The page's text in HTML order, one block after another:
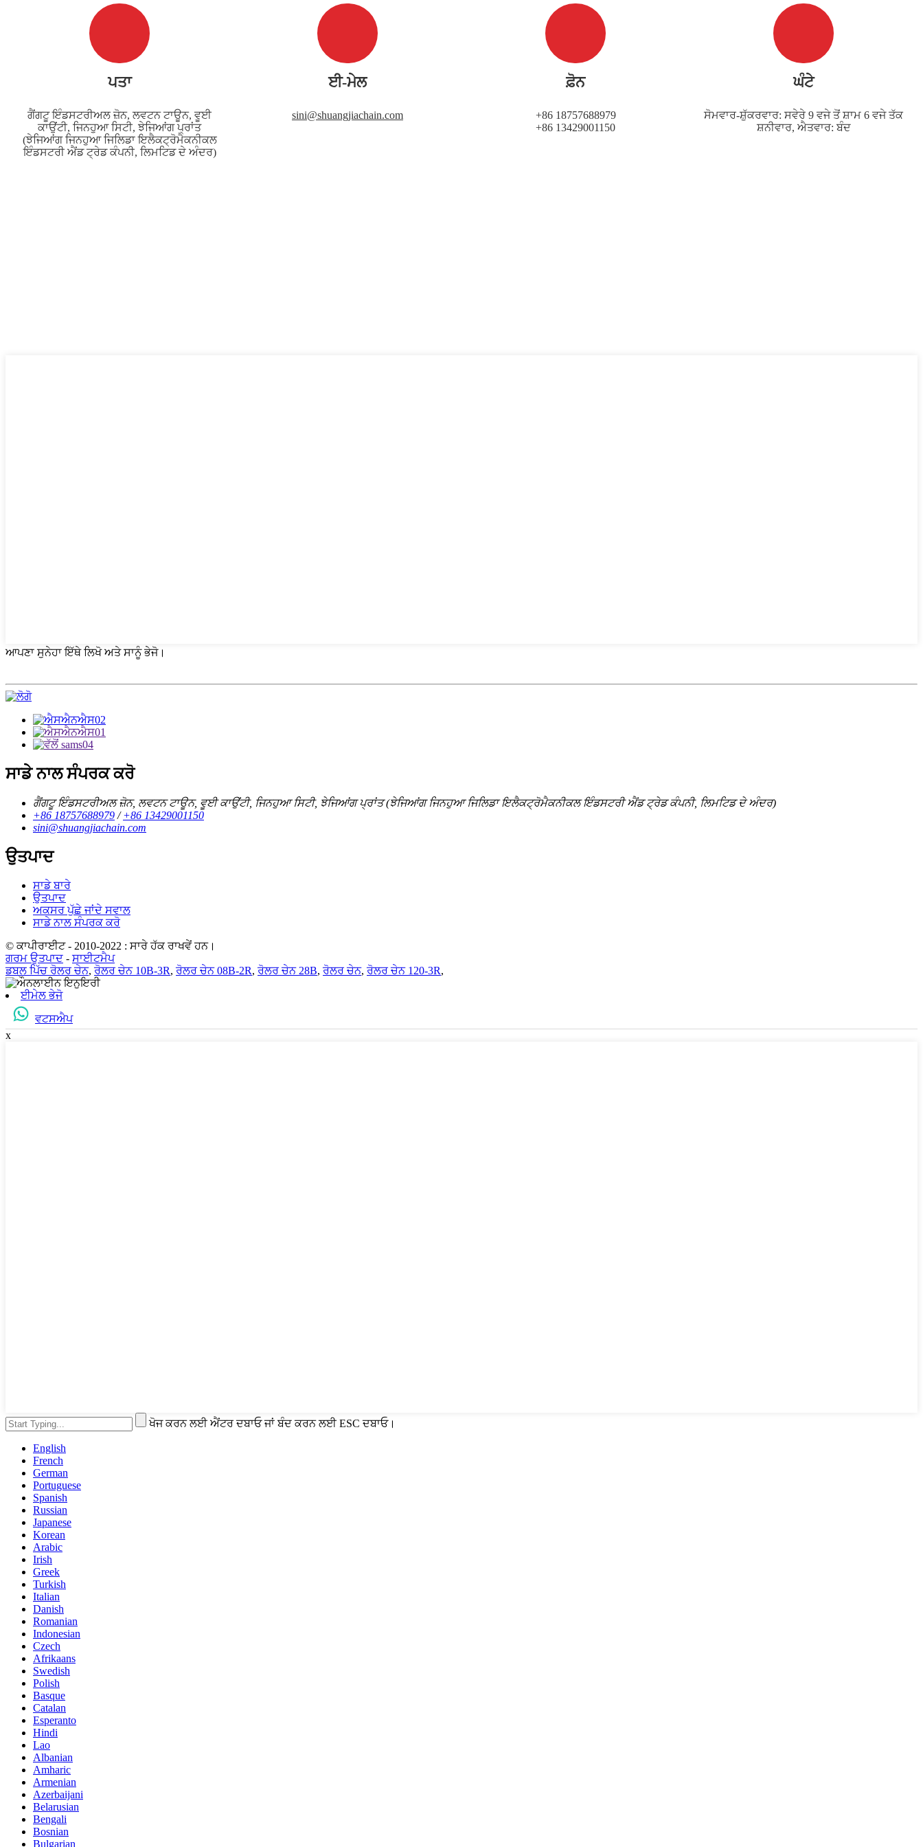
ਪਤਾ
ਗੈਂਗਟੂ ਇੰਡਸਟਰੀਅਲ ਜ਼ੋਨ, ਲਵਟਨ ਟਾਊਨ, ਵੂਈ
ਕਾਉਂਟੀ, ਜਿਨਹੁਆ ਸਿਟੀ, ਝੇਜਿਆਂਗ ਪ੍ਰਾਂਤ
(ਝੇਜਿਆਂਗ ਜਿਨਹੁਆ ਜਿਲਿਡਾ ਇਲੈਕਟ੍ਰੋਮੈਕਨੀਕਲ
ਇੰਡਸਟਰੀ ਐਂਡ ਟ੍ਰੇਡ ਕੰਪਨੀ, ਲਿਮਟਿਡ ਦੇ ਅੰਦਰ)
ਈ-ਮੇਲ
sini@shuangjiachain.com
ਫ਼ੋਨ
+86 18757688979
+86 13429001150
ਘੰਟੇ
ਸੋਮਵਾਰ-ਸ਼ੁੱਕਰਵਾਰ: ਸਵੇਰੇ 9 ਵਜੇ ਤੋਂ ਸ਼ਾਮ 6 ਵਜੇ ਤੱਕ
ਸ਼ਨੀਵਾਰ, ਐਤਵਾਰ: ਬੰਦ
ਆਪਣਾ ਸੁਨੇਹਾ ਇੱਥੇ ਲਿਖੋ ਅਤੇ ਸਾਨੂੰ ਭੇਜੋ।
ਸਾਡੇ ਨਾਲ ਸੰਪਰਕ ਕਰੋ
ਗੈਂਗਟੂ ਇੰਡਸਟਰੀਅਲ ਜ਼ੋਨ, ਲਵਟਨ ਟਾਊਨ, ਵੂਈ ਕਾਉਂਟੀ, ਜਿਨਹੁਆ ਸਿਟੀ, ਝੇਜਿਆਂਗ ਪ੍ਰਾਂਤ (ਝੇਜਿਆਂਗ ਜਿਨਹੁਆ ਜਿਲਿਡਾ ਇਲੈਕਟ੍ਰੋਮੈਕਨੀਕਲ ਇੰਡਸਟਰੀ ਐਂਡ ਟ੍ਰੇਡ ਕੰਪਨੀ, ਲਿਮਟਿਡ ਦੇ ਅੰਦਰ)
+86 18757688979 /+86 13429001150
sini@shuangjiachain.com
ਉਤਪਾਦ
ਸਾਡੇ ਬਾਰੇ
ਉਤਪਾਦ
ਅਕਸਰ ਪੁੱਛੇ ਜਾਂਦੇ ਸਵਾਲ
ਸਾਡੇ ਨਾਲ ਸੰਪਰਕ ਕਰੋ
© ਕਾਪੀਰਾਈਟ - 2010-2022 : ਸਾਰੇ ਹੱਕ ਰਾਖਵੇਂ ਹਨ।
ਗਰਮ ਉਤਪਾਦ - ਸਾਈਟਮੈਪ
ਡਬਲ ਪਿੱਚ ਰੋਲਰ ਚੇਨ, ਰੋਲਰ ਚੇਨ 10B-3R, ਰੋਲਰ ਚੇਨ 08B-2R, ਰੋਲਰ ਚੇਨ 28B, ਰੋਲਰ ਚੇਨ, ਰੋਲਰ ਚੇਨ 120-3R,
ਈਮੇਲ ਭੇਜੋ
ਵਟਸਐਪ
x
ਖੋਜ ਕਰਨ ਲਈ ਐਂਟਰ ਦਬਾਓ ਜਾਂ ਬੰਦ ਕਰਨ ਲਈ ESC ਦਬਾਓ।
English
French
German
Portuguese
Spanish
Russian
Japanese
Korean
Arabic
Irish
Greek
Turkish
Italian
Danish
Romanian
Indonesian
Czech
Afrikaans
Swedish
Polish
Basque
Catalan
Esperanto
Hindi
Lao
Albanian
Amharic
Armenian
Azerbaijani
Belarusian
Bengali
Bosnian
Bulgarian